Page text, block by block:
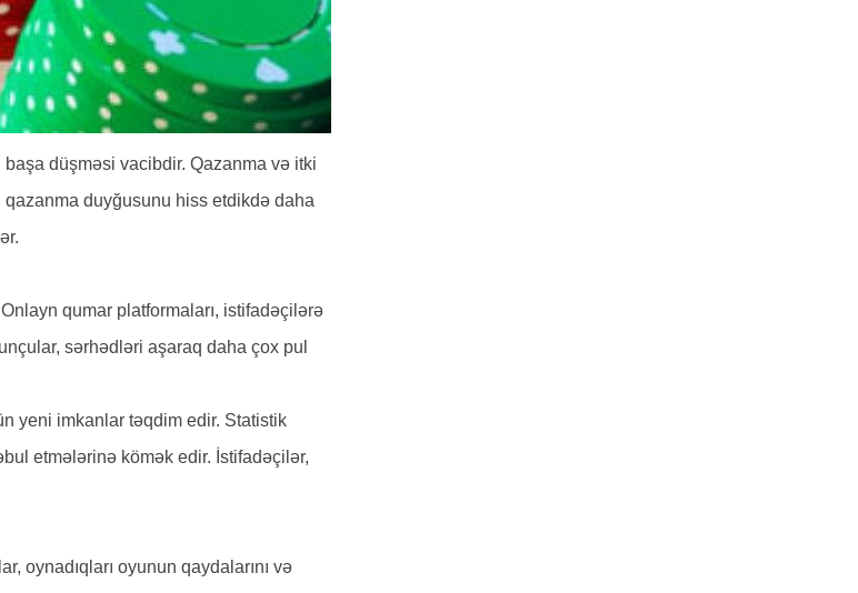
başa düşməsi vacibdir. Qazanma və itki
qazanma duyğusunu hiss etdikdə daha
qumar platformaları, istifadəçilərə
sərhədləri aşaraq daha çox pul
yeni imkanlar təqdim edir. Statistik
etmələrinə kömək edir. İstifadəçilər,
oynadıqları oyunun qaydalarını və